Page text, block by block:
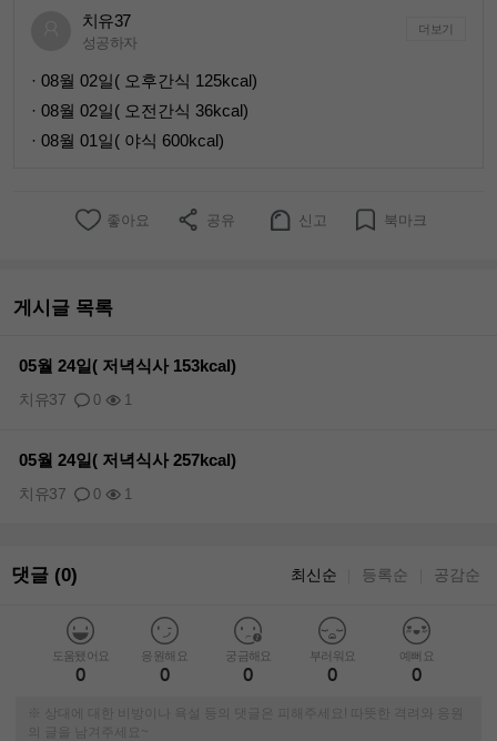
치유37
성공하자
더보기
· 08월 02일( 오후간식 125kcal)
· 08월 02일( 오전간식 36kcal)
· 08월 01일( 야식 600kcal)
좋아요 공유 신고 북마크
게시글 목록
05월 24일( 저녁식사 153kcal)
0 1
치유37
05월 24일( 저녁식사 257kcal)
0 1
치유37
댓글 (0) 최신순 등록순 공감순
도움됐어요
0
응원해요
0
궁금해요
0
부러워요
0
예뻐요
0
※ 상대에 대한 비방이나 욕설 등의 댓글은 피해주세요! 따뜻한 격려와 응원
의 글을 남겨주세요~